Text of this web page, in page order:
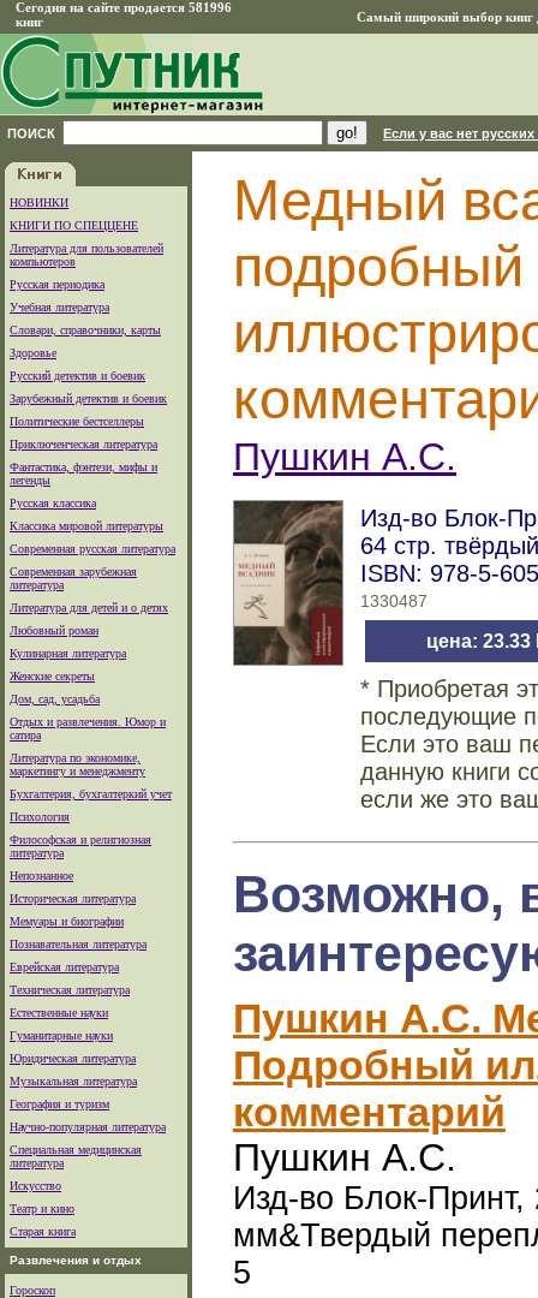
Сегодня на сайте продается 581996
книг
Самый широкий выбор книг
ПОИСК Если у вас нет
НОВИНКИ
КНИГИ ПО СПЕЦЦЕНЕ
Литература для пользователей
компьютеров
Русская периодика
Учебная литература
Словари, справочники, карты
Здоровье
Русский детектив и боевик
Зарубежный детектив и боевик
Политические бестселлеры
Приключенческая литература
Фантастика, фэнтези, мифы и
легенды
Русская классика
Классика мировой литературы
Современная русская литература
Современная зарубежная
литература
Литература для детей и о детях
Любовный роман
Кулинарная литература
Женские секреты
Дом, сад, усадьба
Отдых и развлечения. Юмор и
сатира
Литература по экономике,
маркетингу и менеджменту
Бухгалтерия, бухгалтеркий учет
Психология
Философская и религиозная
литература
Непознанное
Историческая литература
Мемуары и биографии
Познавательная литература
Еврейская литература
Техническая литература
Естественные науки
Гуманитарные науки
Юридическая литература
Музыкальная литература
География и туризм
Научно-популярная литература
Специальная медицинская
литература
Искусство
Театр и кино
Старая книга
Развлечения и отдых
Гороскоп
Медный
подробный
Пушкин А.С.
Изд-во Блок-
64 стр.
ISBN: 978-5-
1330487
цена: 23.33
* Приобретая
последующие
Если это ваш
данную книги
если же это
Возможно,
Пушкин А.С.
Подробный
комментарий
Пушкин А.С.
Изд-во Блок-Принт,
мм&Твердый
5